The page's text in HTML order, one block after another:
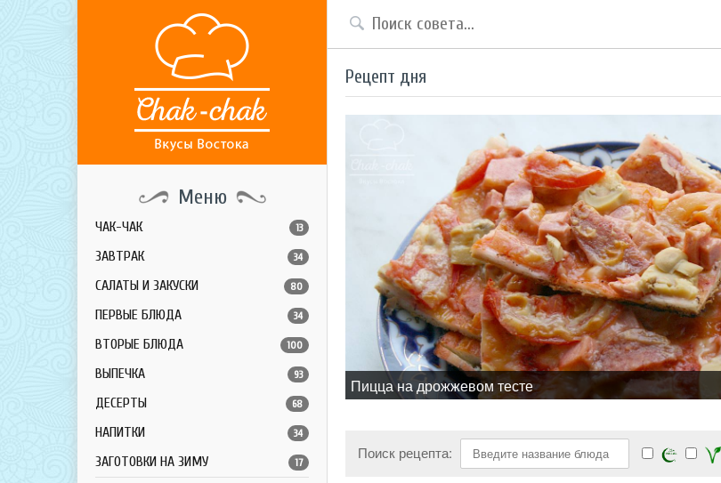
Меню
ЧАК-ЧАК 13
ЗАВТРАК 34
САЛАТЫ И ЗАКУСКИ 80
ПЕРВЫЕ БЛЮДА 34
ВТОРЫЕ БЛЮДА 100
ВЫПЕЧКА 93
ДЕСЕРТЫ 68
НАПИТКИ 34
ЗАГОТОВКИ НА ЗИМУ 17
Рецепт дня
Пицца на дрожжевом тесте
Поиск рецепта: